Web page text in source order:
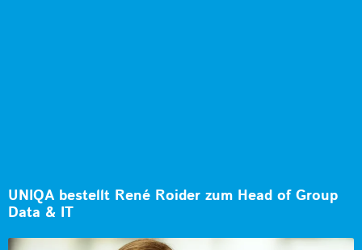
UNIQA bestellt René Roider zum Head of Group
Data & IT